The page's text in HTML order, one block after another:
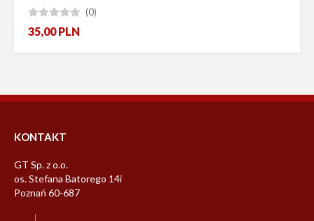
 (0)
35,00PLN
KONTAKT
GT Sp. z o.o.
os. Stefana Batorego 14i
Poznań 60-687